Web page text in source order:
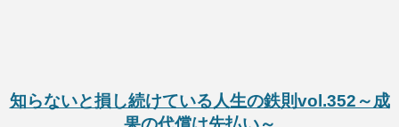
知らないと損し続けている人生の鉄則vol.352～成